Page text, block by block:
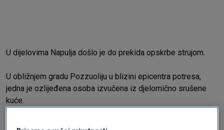
U dijelovima Napulja došlo je do prekida opskrbe strujom.
U obližnjem gradu Pozzuoliju u blizini epicentra potresa,
jedna je ozlijeđena osoba izvučena iz djelomično srušene
kuće.